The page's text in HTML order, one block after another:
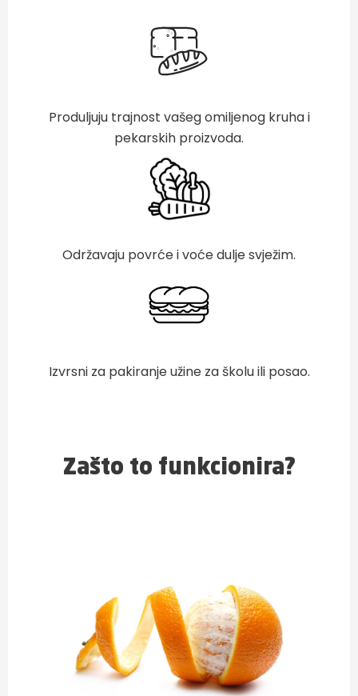
Produljuju trajnost vašeg omiljenog kruha i
pekarskih proizvoda.
Održavaju povrće i voće dulje svježim.
Izvrsni za pakiranje užine za školu ili posao.
Zašto to funkcionira?